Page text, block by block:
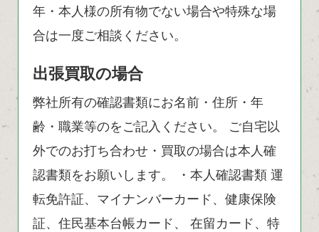
年・本人様の所有物でない場合や特殊な場
合は一度ご相談ください。
出張買取の場合
弊社所有の確認書類にお名前・住所・年
齢・職業等のをご記入ください。 ご自宅以
外でのお打ち合わせ・買取の場合は本人確
認書類をお願いします。 ・本人確認書類 運
転免許証、マイナンバーカード、健康保険
証、住民基本台帳カード、 在留カード、特